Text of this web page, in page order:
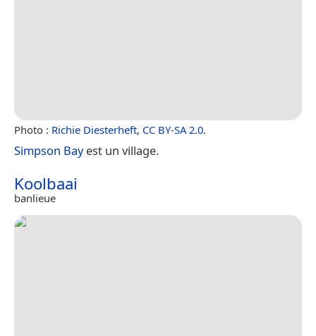
Photo : Richie Diesterheft, CC BY-SA 2.0.
Simpson Bayest un village.
Koolbaai
banlieue